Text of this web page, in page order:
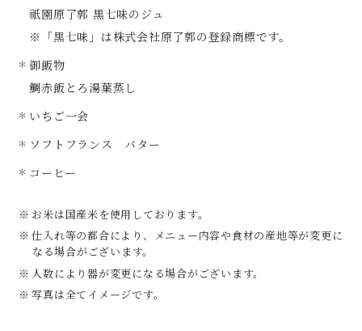
祇園原了郭 黒七味のジュ
※「黒七味」は株式会社原了郭の登録商標です。
御飯物
鯛赤飯とろ湯葉蒸し
いちご一会
ソフトフランス バター
コーヒー
お米は国産米を使用しております。
仕入れ等の都合により、メニュー内容や食材の産地等が変更に
なる場合がございます。
人数により器が変更になる場合がございます。
写真は全てイメージです。